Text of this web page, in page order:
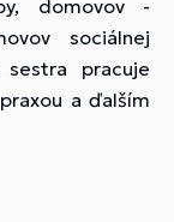
domovov -
sociálnej
pracuje
a ďalším